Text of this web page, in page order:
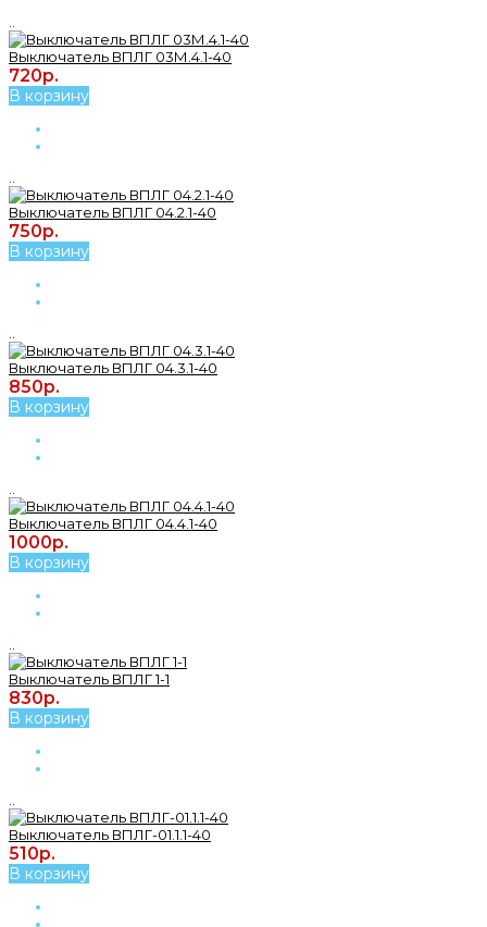
Выключатель ВПЛГ 03М.4.1-40
720р.
В корзину
Выключатель ВПЛГ 04.2.1-40
750р.
В корзину
Выключатель ВПЛГ 04.3.1-40
850р.
В корзину
Выключатель ВПЛГ 04.4.1-40
1000р.
В корзину
Выключатель ВПЛГ 1-1
830р.
В корзину
Выключатель ВПЛГ-01.1.1-40
510р.
В корзину